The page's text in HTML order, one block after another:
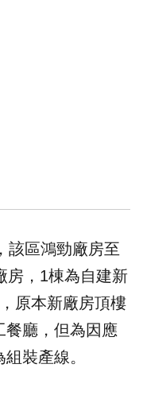
該區鴻勁廠房至
房，1棟為自建新
原本新廠房頂樓
餐廳，但為因應
裝產線。